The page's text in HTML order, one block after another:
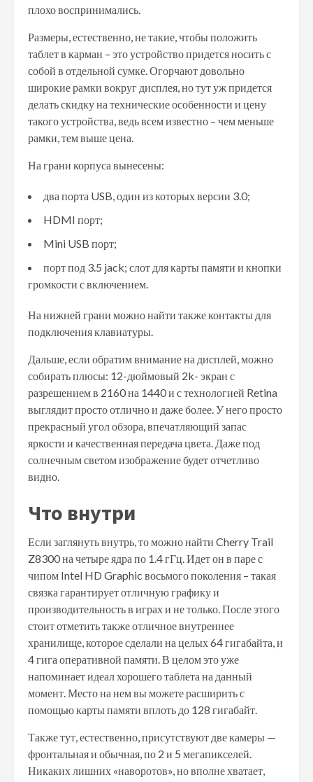
плохо воспринимались.
Размеры, естественно, не такие, чтобы положить
таблет в карман – это устройство придется носить с
собой в отдельной сумке. Огорчают довольно
широкие рамки вокруг дисплея, но тут уж придется
делать скидку на технические особенности и цену
такого устройства, ведь всем известно – чем меньше
рамки, тем выше цена.
На грани корпуса вынесены:
два порта USB, один из которых версии 3.0;
HDMI порт;
Mini USB порт;
порт под 3.5 jack; слот для карты памяти и кнопки
громкости с включением.
На нижней грани можно найти также контакты для
подключения клавиатуры.
Дальше, если обратим внимание на дисплей, можно
собирать плюсы: 12-дюймовый 2k- экран с
разрешением в 2160 на 1440 и с технологией Retina
выглядит просто отлично и даже более. У него просто
прекрасный угол обзора, впечатляющий запас
яркости и качественная передача цвета. Даже под
солнечным светом изображение будет отчетливо
видно.
Что внутри
Если заглянуть внутрь, то можно найти Cherry Trail
Z8300 на четыре ядра по 1.4 гГц. Идет он в паре с
чипом Intel HD Graphic восьмого поколения – такая
связка гарантирует отличную графику и
производительность в играх и не только. После этого
стоит отметить также отличное внутреннее
хранилище, которое сделали на целых 64 гигабайта, и
4 гига оперативной памяти. В целом это уже
напоминает идеал хорошего таблета на данный
момент. Место на нем вы можете расширить с
помощью карты памяти вплоть до 128 гигабайт.
Также тут, естественно, присутствуют две камеры —
фронтальная и обычная, по 2 и 5 мегапикселей.
Никаких лишних «наворотов», но вполне хватает,